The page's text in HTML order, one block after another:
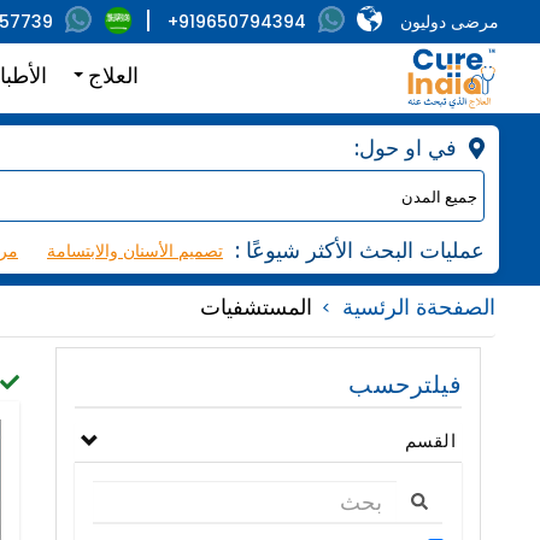
مرضى دوليون +919650794394
العلاج
: عمليات البحث الأكثر شيوعًا تصميم الأسنان والابتسامة
الصفحةة الرئسية المستشفيات
فيلترحسب
القسم